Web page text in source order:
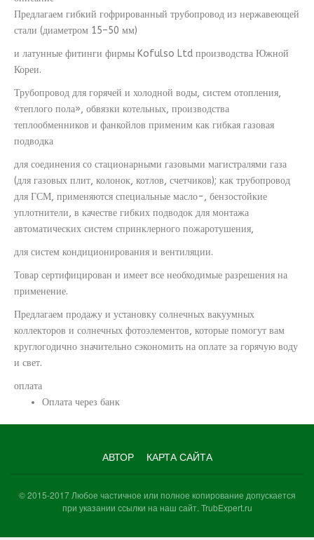
Предлагаем гибкий гофрированный трубопровод из нержавеющей
стали (диаметром 15–50 мм)
и латунные фитинги фирмы Kofulso Ltd производства Южной
Кореи.
Трубопровод для горячей и холодной воды, систем отопления,
«теплого пола», обвязки котельных, производства
теплообменников и фанкойлов применим как гибкая газовая
подводка
для соединения со стационарными газовыми магистралями газа
(для газовых плит, колонок, котлов, счетчиков); как трубопровод
для ГСМ, применяются специальные масло-, бензостойкие
уплотнители, в качестве гибких подводок для монтажа
автоматических систем спринклерного пожаротушения,
для систем кондиционирования и вентиляции.
Товар сертифицирован и имеет все необходимые разрешения на
применение.
Предлагаем продажу и установку солнечных вакуумных
коллекторов и солнечных фотоэлементов, которые помогут вам
круглогодично значительно сэкономить на оплате за горячую воду
и свет.
оплата
Оплата через банк
АВТОР КАРТА САЙТА
© 2015-2017 Любое частичное или полное копирование допускается
при указании ссылки на наш сайт. TrubExpert.ru